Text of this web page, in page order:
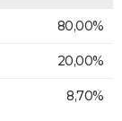
80,00%
20,00%
8,70%